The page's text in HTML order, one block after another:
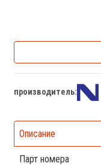
производитель:
Описание
Парт номера